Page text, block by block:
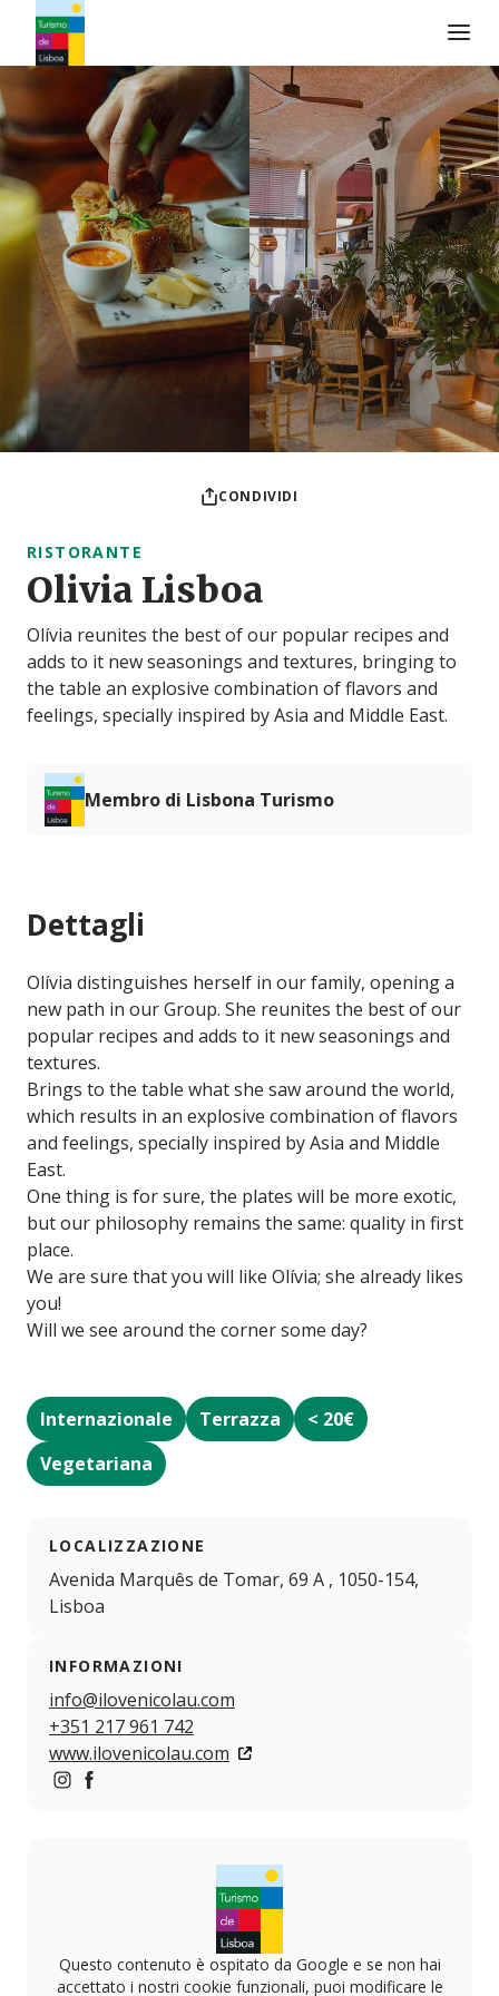
Logo di Turismo de Lisboa
CONDIVIDI
RISTORANTE
Olivia Lisboa
Olívia reunites the best of our popular recipes and
adds to it new seasonings and textures, bringing to
the table an explosive combination of flavors and
feelings, specially inspired by Asia and Middle East.
Membro di Lisbona Turismo
Dettagli
Olívia distinguishes herself in our family, opening a
new path in our Group. She reunites the best of our
popular recipes and adds to it new seasonings and
textures.
Brings to the table what she saw around the world,
which results in an explosive combination of flavors
and feelings, specially inspired by Asia and Middle
East.
One thing is for sure, the plates will be more exotic,
but our philosophy remains the same: quality in first
place.
We are sure that you will like Olívia; she already likes
you!
Will we see around the corner some day?
Internazionale Terrazza
< 20€
Vegetariana
LOCALIZZAZIONE
Avenida Marquês de Tomar, 69 A , 1050-154,
Lisboa
INFORMAZIONI
info@ilovenicolau.com
+351 217 961 742
www.ilovenicolau.com
Questo contenuto è ospitato da Google e se non hai
accettato i nostri cookie funzionali, puoi modificare le